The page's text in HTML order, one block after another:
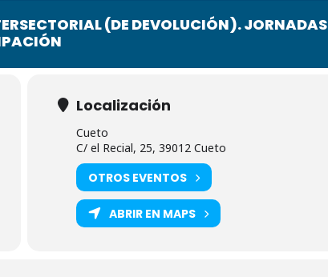
(DE DEVOLUCIÓN). JORNADAS
Localización
Cueto
C/ el Recial, 25, 39012 Cueto
OTROS EVENTOS
ABRIR EN MAPS